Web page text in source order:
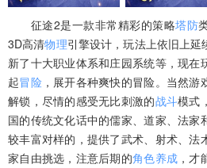
征途2是一款非常精彩的策略塔防
3D高清物理引擎设计，玩法上依旧上
新了十大职业体系和庄园系统等，现在
起冒险，展开各种爽快的冒险。当然游
解锁，尽情的感受无比刺激的战斗模式
国的传统文化话中的儒家、道家、法家
较丰富对样的，提供了武术、射术、法
家自由挑选，注意后期的角色养成 ，